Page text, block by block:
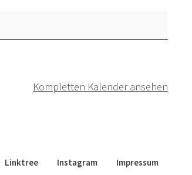
Kompletten Kalender ansehen
Linktree Instagram
Impressum